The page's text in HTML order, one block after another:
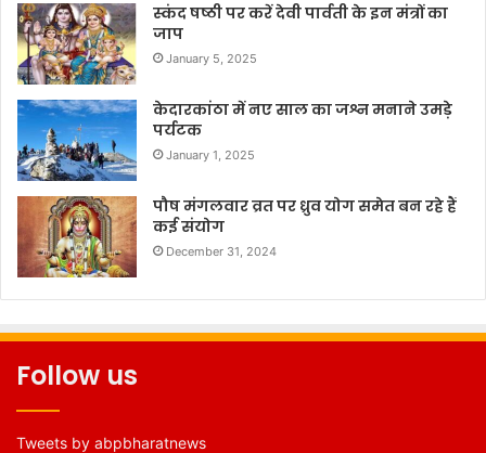
स्कंद षष्ठी पर करें देवी पार्वती के इन मंत्रों का
जाप
January 5, 2025
केदारकांठा में नए साल का जश्न मनाने उमड़े
पर्यटक
January 1, 2025
पौष मंगलवार व्रत पर ध्रुव योग समेत बन रहे हैं
कई संयोग
December 31, 2024
Follow us
Tweets by abpbharatnews